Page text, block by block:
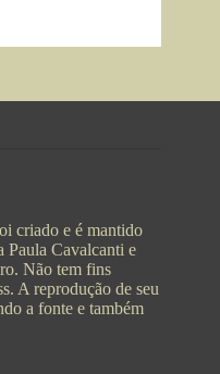
criado e é mantido
Paula Cavalcanti e
Não tem fins
A reprodução de seu
a fonte e também